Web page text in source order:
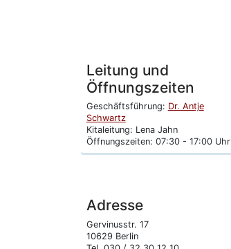
Leitung und
Öffnungszeiten
Geschäftsführung: Dr. Antje
Schwartz
Kitaleitung: Lena Jahn
Öffnungszeiten: 07:30 - 17:00 Uhr
Adresse
Gervinusstr. 17
10629 Berlin